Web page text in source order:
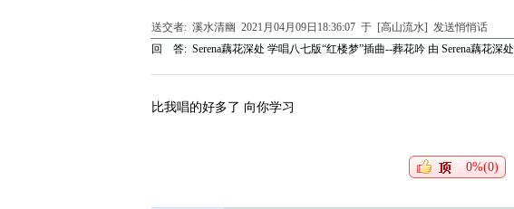
送交者: 溪水清幽 2021月04月09日18:36:07 于 [高山流水] 发送悄悄话
回 答: Serena藕花深处 学唱八七版“红楼梦”插曲--葬花吟由 Serena藕花深处
比我唱的好多了 向你学习
0%(0)